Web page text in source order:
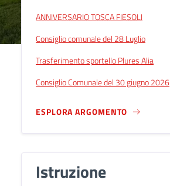
ANNIVERSARIO TOSCA FIESOLI
Consiglio comunale del 28 Luglio
Trasferimento sportello Plures Alia
Consiglio Comunale del 30 giugno 2026
ESPLORA ARGOMENTO
Istruzione